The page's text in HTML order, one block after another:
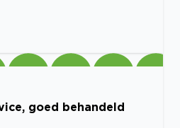
goed behandeld